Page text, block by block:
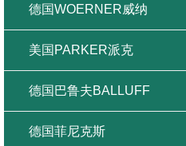
德国WOERNER威纳
美国PARKER派克
德国巴鲁夫BALLUFF
德国菲尼克斯